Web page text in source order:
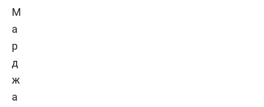
М
а
р
д
ж
а